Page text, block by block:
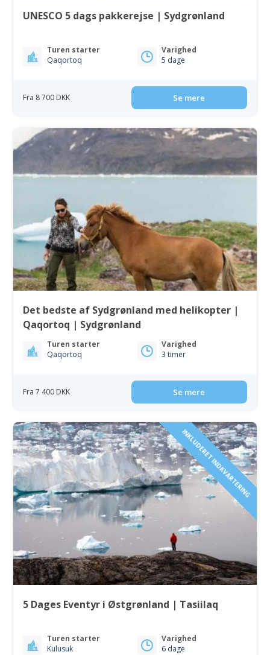
UNESCO 5 dags pakkerejse | Sydgrønland
Turen starter
Qaqortoq
Varighed
5 dage
Fra 8 700 DKK Se mere
Det bedste af Sydgrønland med helikopter |
Qaqortoq | Sydgrønland
Turen starter
Qaqortoq
Varighed
3 timer
Fra 7 400 DKK Se mere
INKLUDERET INDKVARTERING
5 Dages Eventyr i Østgrønland | Tasiilaq
Turen starter
Kulusuk
Varighed
6 dage